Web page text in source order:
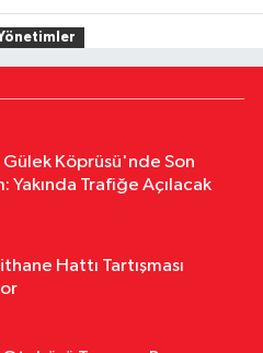
Feke’de Mahalle Çalışmaları
İncelendi
Kozan’da Yaz Konserleri
Gülek Köprüsü'nde Son
Yakında Trafiğe Açılacak
Hattı Tartışması